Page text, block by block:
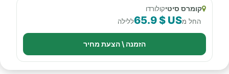
קומרס סיטיקולורדו
החל מ65.9 $ USללילה
הזמנה \ הצעת מחיר